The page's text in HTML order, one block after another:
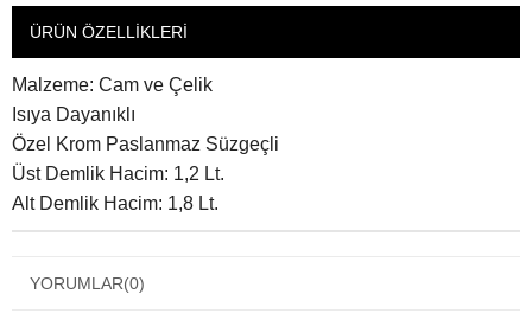
ÜRÜN ÖZELLIKLERI
Malzeme: Cam ve Çelik
Isıya Dayanıklı
Özel Krom Paslanmaz Süzgeçli
Üst Demlik Hacim: 1,2 Lt.
Alt Demlik Hacim: 1,8 Lt.
YORUMLAR(0)